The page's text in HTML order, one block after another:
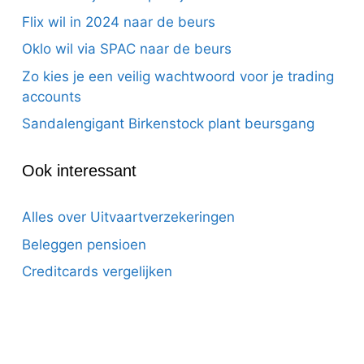
Flix wil in 2024 naar de beurs
Oklo wil via SPAC naar de beurs
Zo kies je een veilig wachtwoord voor je trading
accounts
Sandalengigant Birkenstock plant beursgang
Ook interessant
Alles over Uitvaartverzekeringen
Beleggen pensioen
Creditcards vergelijken